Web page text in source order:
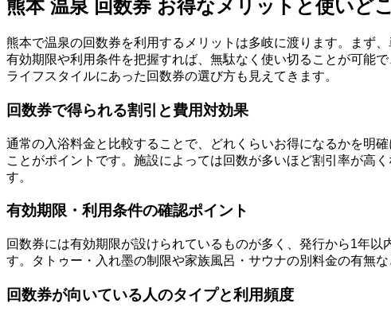
熊本 温泉 回数券 お得なメリットと使いど
熊本で温泉の回数券を利用するメリットは多岐に渡ります。まず
有効期限や利用条件を把握すれば、無駄なく使い切ることが可能
ライフスタイルにあった回数券の選び方も見えてきます。
回数券で得られる割引と費用対効果
通常の入浴料金と比較することで、どれくらいお得になるかを明
ことがポイントです。施設によっては回数が多いほど割引率が高
す。
有効期限・利用条件の確認ポイント
回数券には有効期限が設けられているものが多く、発行から1年
す。タトゥー・入れ墨の制限や家族風呂・サウナの別料金の有無
回数券が向いている人のタイプと利用頻度